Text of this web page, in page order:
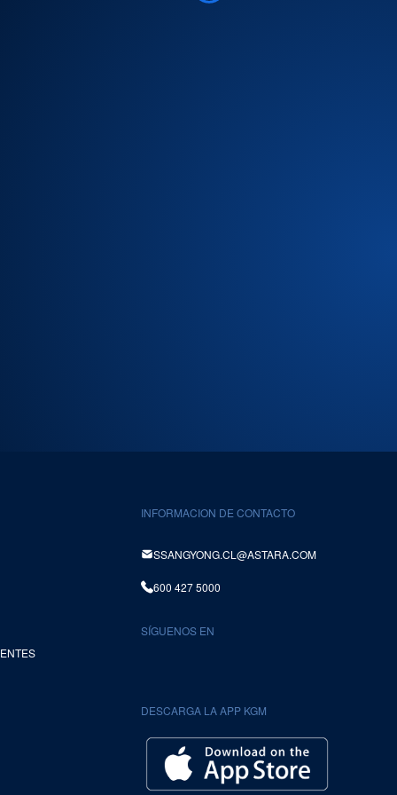
INFORMACION DE CONTACTO
SSANGYONG.CL@ASTARA.COM
600 427 5000
SÍGUENOS EN
DESCARGA LA APP KGM